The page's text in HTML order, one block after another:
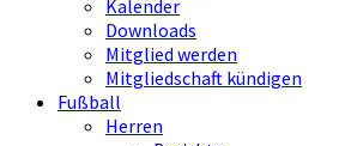
Kalender
Downloads
Mitglied werden
Mitgliedschaft kündigen
Fußball
Herren